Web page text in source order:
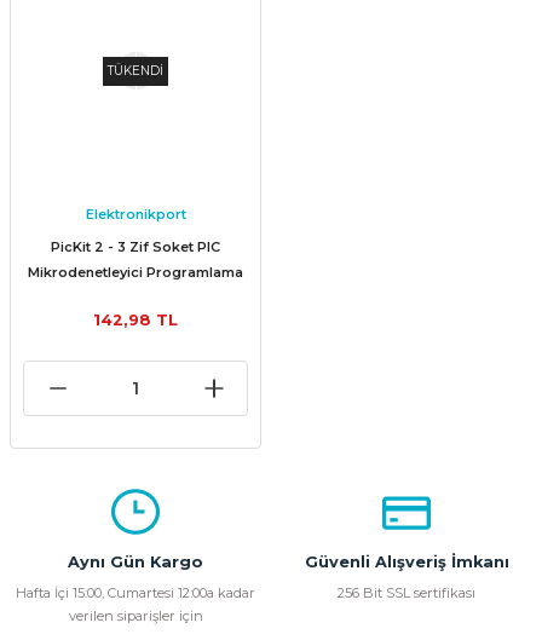
TÜKENDİ
Elektronikport
PicKit 2 - 3 Zif Soket PIC
Mikrodenetleyici Programlama
142,98 TL
Aynı Gün Kargo
Hafta İçi 15:00, Cumartesi 12:00a kadar
verilen siparişler için
Güvenli Alışveriş İmkanı
256 Bit SSL sertifikası